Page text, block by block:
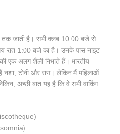
तक जाती है। सभी क्लब 10:00 बजे से
रात 1:00 बजे का है। उनके पास नाइट
एक अलग शैली निभाते हैं। भारतीय
नशा, टोनी और रास। लेकिन मैं महिलाओं
अच्छी बात यह है कि वे सभी वाकिंग